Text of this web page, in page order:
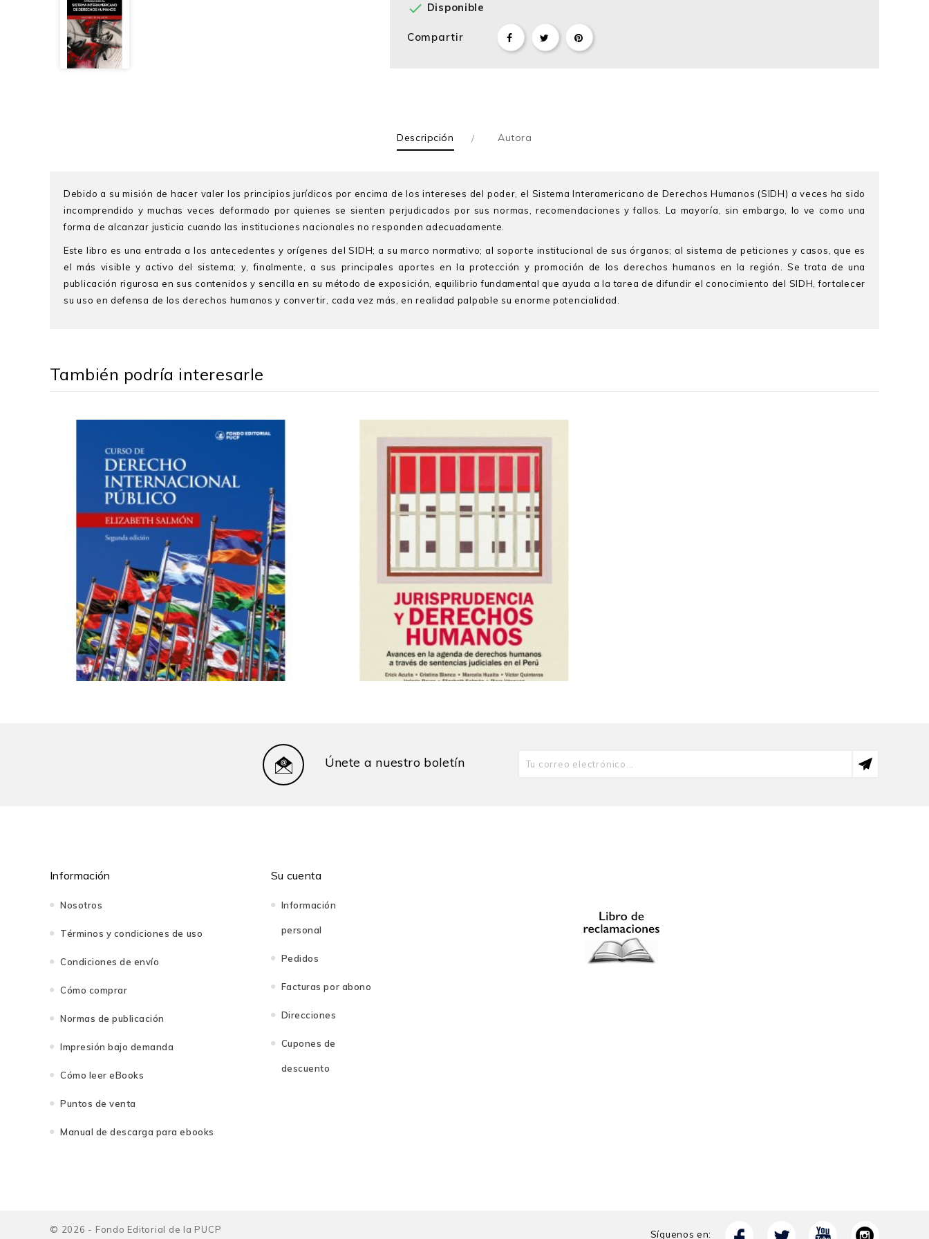
 Disponible
Compartir
Descripción Autora
Debido a su misión de hacer valer los principios jurídicos por encima de los intereses del poder, el Sistema Interamericano de Derechos Humanos (SIDH) a veces ha sido
incomprendido y muchas veces deformado por quienes se sienten perjudicados por sus normas, recomendaciones y fallos. La mayoría, sin embargo, lo ve como una
forma de alcanzar justicia cuando las instituciones nacionales no responden adecuadamente.
Este libro es una entrada a los antecedentes y orígenes del SIDH; a su marco normativo; al soporte institucional de sus órganos; al sistema de peticiones y casos, que es
el más visible y activo del sistema; y, finalmente, a sus principales aportes en la protección y promoción de los derechos humanos en la región. Se trata de una
publicación rigurosa en sus contenidos y sencilla en su método de exposición, equilibrio fundamental que ayuda a la tarea de difundir el conocimiento del SIDH, fortalecer
su uso en defensa de los derechos humanos y convertir, cada vez más, en realidad palpable su enorme potencialidad.
derecho internacional público, derecho internacional de los derechos humanos, derecho penal internacional, derecho internacional humanitario y justicia transicional. Ha
sido directora de la Maestría en Derechos Humanos de la PUCP, consultora en los ministerios de Justicia y Defensa del Perú, así como en la Comisión de Verdad y
universidades.
También podría interesarle
Únete a nuestro boletín
Información
Nosotros
Términos y condiciones de uso
Condiciones de envío
Cómo comprar
Normas de publicación
Impresión bajo demanda
Cómo leer eBooks
Puntos de venta
Manual de descarga para ebooks
Su cuenta
Información
personal
Pedidos
Facturas por abono
Direcciones
Cupones de
descuento
Síguenos en:
© 2026 - Fondo Editorial de la PUCP